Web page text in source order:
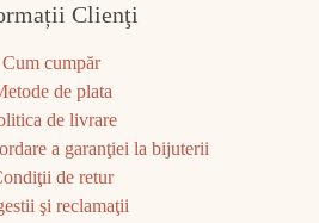
Clienţi
Cum cumpăr
de plata
de livrare
a garanţiei la bijuterii
de retur
şi reclamaţii